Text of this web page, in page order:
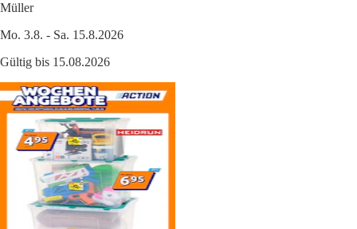
Müller
Mo. 3.8. - Sa. 15.8.2026
Gültig bis 15.08.2026